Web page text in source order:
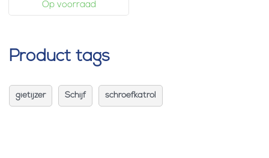
Op voorraad
Product tags
gietijzer Schijf schroefkatrol